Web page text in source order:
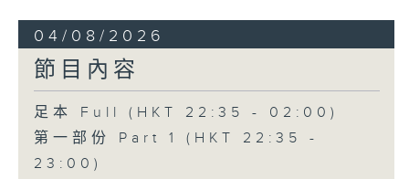
04/08/2026
節目內容
足本 Full (HKT 22:35 - 02:00)
第一部份 Part 1 (HKT 22:35 -
23:00)